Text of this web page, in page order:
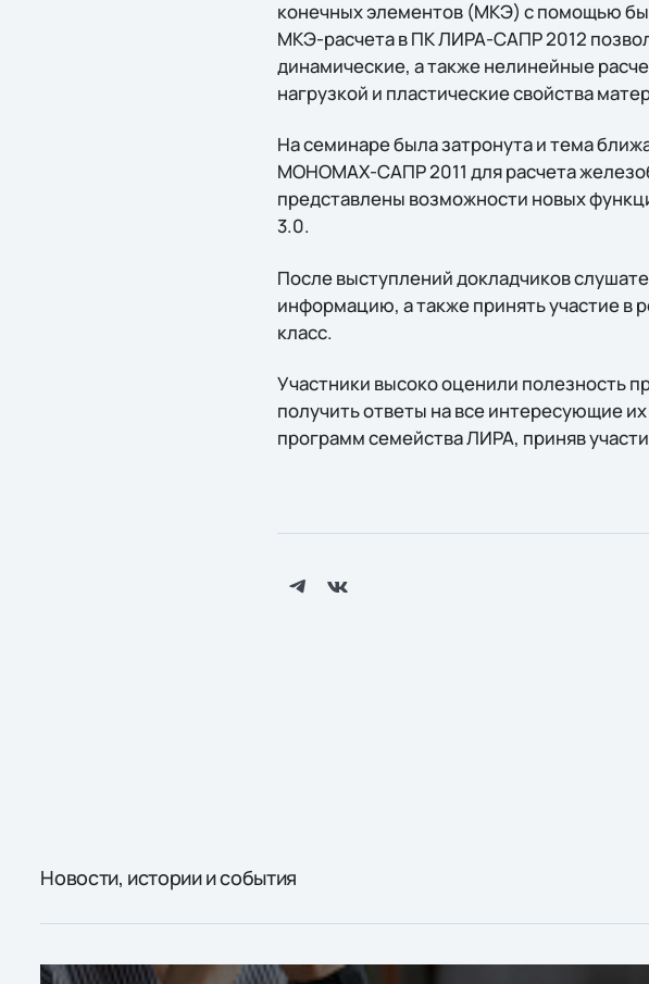
конечных элементов (МКЭ) с помощью
МКЭ-расчета в ПК ЛИРА-САПР 2012
динамические, а также нелинейные
нагрузкой и пластические свойства
На семинаре была затронута и тема
МОНОМАХ-САПР 2011 для расчета
представлены возможности новых
3.0.
После выступлений докладчиков
информацию, а также принять участие в
класс.
Участники высоко оценили полезность
получить ответы на все интересующие
программ семейства ЛИРА, приняв
Новости, истории и события